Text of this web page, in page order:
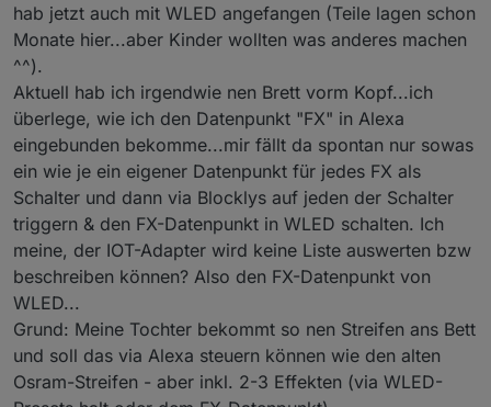
hab jetzt auch mit WLED angefangen (Teile lagen schon
Monate hier...aber Kinder wollten was anderes machen
^^).
Aktuell hab ich irgendwie nen Brett vorm Kopf...ich
überlege, wie ich den Datenpunkt "FX" in Alexa
eingebunden bekomme...mir fällt da spontan nur sowas
ein wie je ein eigener Datenpunkt für jedes FX als
Schalter und dann via Blocklys auf jeden der Schalter
triggern & den FX-Datenpunkt in WLED schalten. Ich
meine, der IOT-Adapter wird keine Liste auswerten bzw
beschreiben können? Also den FX-Datenpunkt von
WLED...
Grund: Meine Tochter bekommt so nen Streifen ans Bett
und soll das via Alexa steuern können wie den alten
Osram-Streifen - aber inkl. 2-3 Effekten (via WLED-